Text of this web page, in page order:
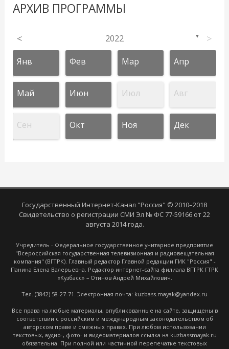
АРХИВ ПРОГРАММЫ
< 2022 ▼ >
Янв Фев Мар Апр
Май Июн Июл Авг
Сен Окт Ноя Дек
Государственный Интернет-Канал "Россия" © 2010–2018
Свидетельство о регистрации СМИ Эл № ФС 77-59166 от 22
августа 2014 года.
Учредитель - Федеральное государственное унитарное предприятие
"Всероссийская государственная телевизионная и радиовещательная
компания" (ВГТРК). Главный редактор Главной редакции ГИК "Россия" -
Панина Елена Валерьевна. Редактор интернет-сайта филиала ВГТРК ГТРК
«Кузбасс» – Отинов Андрей Михайлович.
Тел. (3842) 58-27-71. Электронная почта: kuzbass.mayak@yandex.ru
Все права на любые материалы, опубликованные на сайте, защищены в
соответствии с российским и международным законодательством об
авторском праве и смежных правах. При любом использовании
текстовых, аудио-, фото- и видеоматериалов ссылка на kuzbassmayak.ru
обязательна. При полной или частичной перепечатке текстовых